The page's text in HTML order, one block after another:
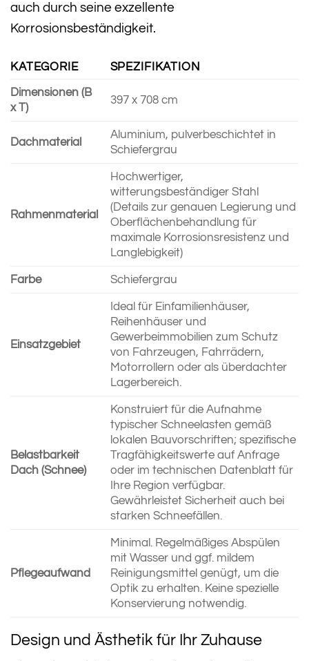
auch durch seine exzellente
Korrosionsbeständigkeit.
KATEGORIE SPEZIFIKATION
Dimensionen (B
x T)
397 x 708 cm
Dachmaterial
Aluminium, pulverbeschichtet in
Schiefergrau
Rahmenmaterial
Hochwertiger,
witterungsbeständiger Stahl
(Details zur genauen Legierung und
Oberflächenbehandlung für
maximale Korrosionsresistenz und
Langlebigkeit)
Farbe Schiefergrau
Einsatzgebiet
Ideal für Einfamilienhäuser,
Reihenhäuser und
Gewerbeimmobilien zum Schutz
von Fahrzeugen, Fahrrädern,
Motorrollern oder als überdachter
Lagerbereich.
Belastbarkeit
Dach (Schnee)
Konstruiert für die Aufnahme
typischer Schneelasten gemäß
lokalen Bauvorschriften; spezifische
Tragfähigkeitswerte auf Anfrage
oder im technischen Datenblatt für
Ihre Region verfügbar.
Gewährleistet Sicherheit auch bei
starken Schneefällen.
Pflegeaufwand
Minimal. Regelmäßiges Abspülen
mit Wasser und ggf. mildem
Reinigungsmittel genügt, um die
Optik zu erhalten. Keine spezielle
Konservierung notwendig.
Design und Ästhetik für Ihr Zuhause